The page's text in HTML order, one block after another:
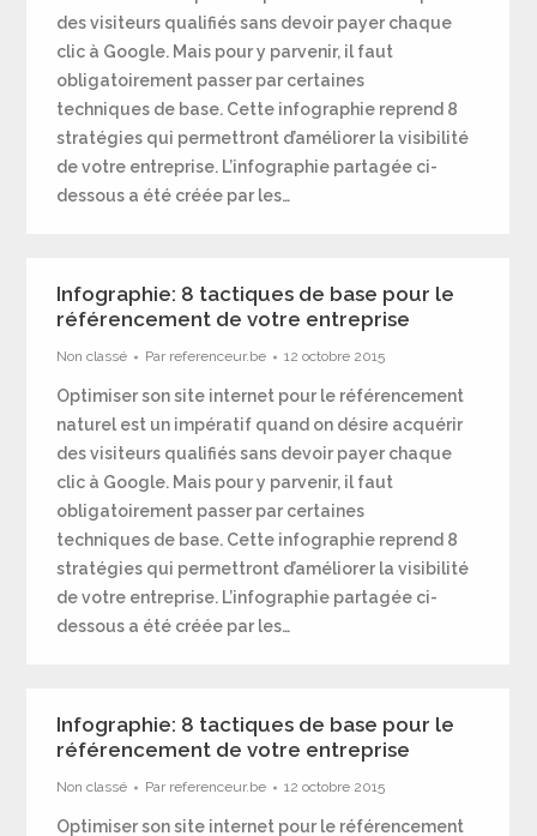
des visiteurs qualifiés sans devoir payer chaque
clic à Google. Mais pour y parvenir, il faut
obligatoirement passer par certaines
techniques de base. Cette infographie reprend 8
stratégies qui permettront d’améliorer la visibilité
de votre entreprise. L’infographie partagée ci-
dessous a été créée par les…
Infographie: 8 tactiques de base pour le
référencement de votre entreprise
Non classé Par referenceur.be 12 octobre 2015
Optimiser son site internet pour le référencement
naturel est un impératif quand on désire acquérir
des visiteurs qualifiés sans devoir payer chaque
clic à Google. Mais pour y parvenir, il faut
obligatoirement passer par certaines
techniques de base. Cette infographie reprend 8
stratégies qui permettront d’améliorer la visibilité
de votre entreprise. L’infographie partagée ci-
dessous a été créée par les…
Infographie: 8 tactiques de base pour le
référencement de votre entreprise
Non classé Par referenceur.be 12 octobre 2015
Optimiser son site internet pour le référencement